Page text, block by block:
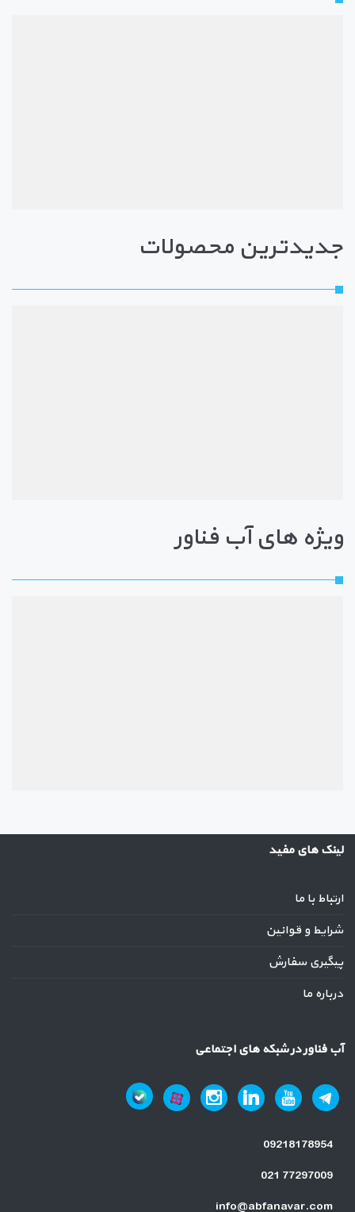
جدیدترین محصولات
ویژه های آب فناور
لینک های مفید
ارتباط با ما
شرایط و قوانین
پیگیری سفارش
درباره ما
آب فناور در شبکه های اجتماعی
09218178954
021 77297009
info@abfanavar.com